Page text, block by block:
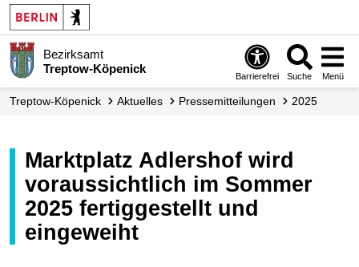
Bezirksamt
Treptow-Köpenick
Barrierefrei Suche Menü
Treptow-Köpenick Aktuelles Presse­mitteilungen 2025
Marktplatz Adlershof wird
voraussichtlich im Sommer
2025 fertiggestellt und
eingeweiht